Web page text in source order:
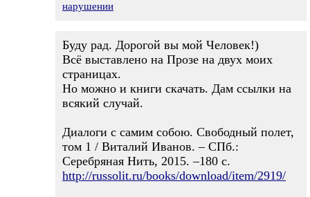
нарушении
Буду рад. Дорогой вы мой Человек!)
Всё выставлено на Прозе на двух моих
страницах.
Но можно и книги скачать. Дам ссылки на
всякий случай.
Диалоги с самим собою. Свободный полет,
том 1 / Виталий Иванов. – СПб.:
Серебряная Нить, 2015. –180 с.
http://russolit.ru/books/download/item/2919/